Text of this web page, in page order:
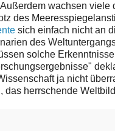
wachsen viele
des
sich einfach nicht an
des
solche
ja nicht
das herrschende